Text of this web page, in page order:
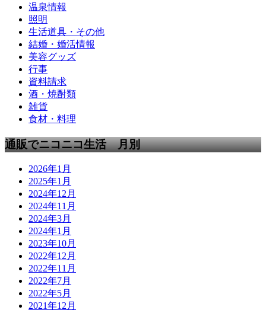
温泉情報
照明
生活道具・その他
結婚・婚活情報
美容グッズ
行事
資料請求
酒・焼酎類
雑貨
食材・料理
通販でニコニコ生活 月別
2026年1月
2025年1月
2024年12月
2024年11月
2024年3月
2024年1月
2023年10月
2022年12月
2022年11月
2022年7月
2022年5月
2021年12月